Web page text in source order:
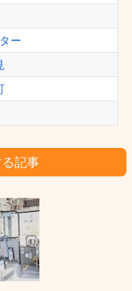
ー
記事